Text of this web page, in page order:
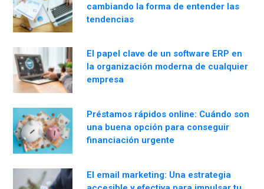
cambiando la forma de entender las
tendencias
El papel clave de un software ERP en
la organización moderna de cualquier
empresa
Préstamos rápidos online: Cuándo son
una buena opción para conseguir
financiación urgente
El email marketing: Una estrategia